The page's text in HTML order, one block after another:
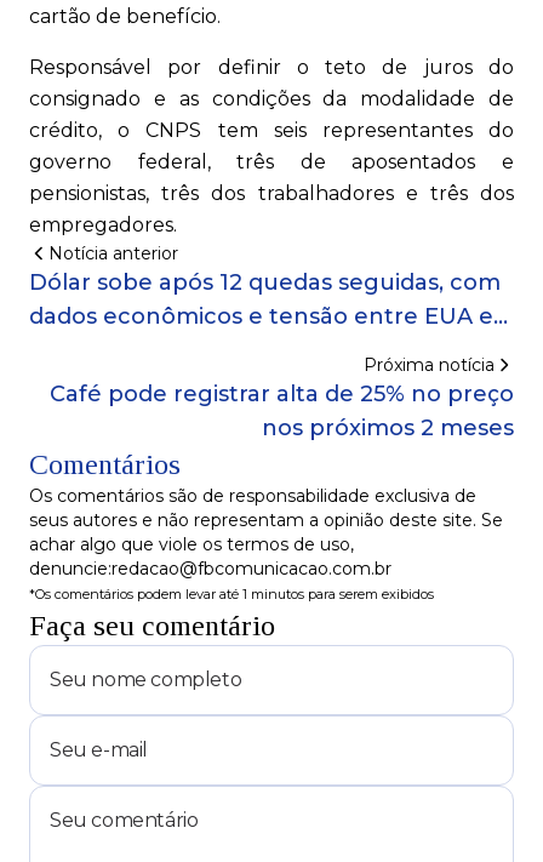
cartão de benefício.
Responsável por definir o teto de juros do
consignado e as condições da modalidade de
crédito, o CNPS tem seis representantes do
governo federal, três de aposentados e
pensionistas, três dos trabalhadores e três dos
empregadores.
Notícia anterior
Dólar sobe após 12 quedas seguidas, com
dados econômicos e tensão entre EUA e
Próxima notícia
Café pode registrar alta de 25% no preço
nos próximos 2 meses
Comentários
Os comentários são de responsabilidade exclusiva de
seus autores e não representam a opinião deste site. Se
achar algo que viole os termos de uso,
denuncie:redacao@fbcomunicacao.com.br
*Os comentários podem levar até 1 minutos para serem exibidos
Faça seu comentário